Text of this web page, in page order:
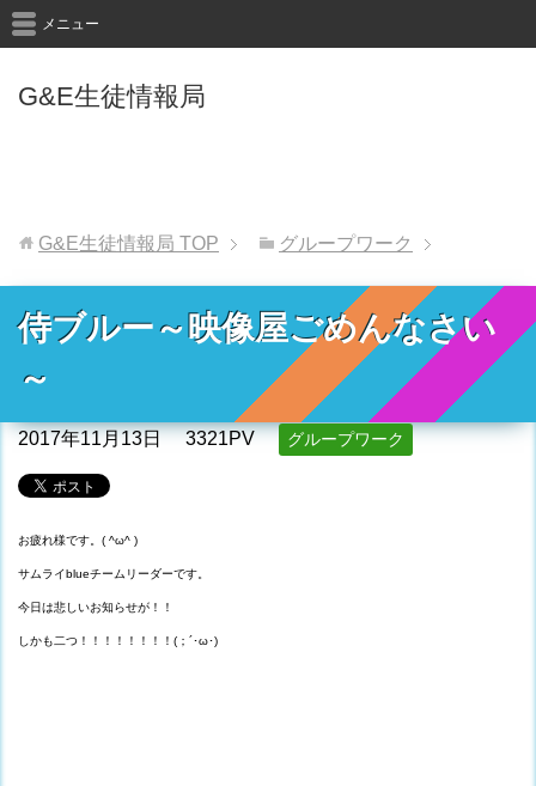
G&E生徒情報局
メニュー
G&E生徒情報局 TOP グループワーク
侍ブルー～映像屋ごめんなさい
～
2017年11月13日 3321PV グループワーク
お疲れ様です。( ^ω^ )
サムライblueチームリーダーです。
今日は悲しいお知らせが！！
しかも二つ！！！！！！！！(；´･ω･)